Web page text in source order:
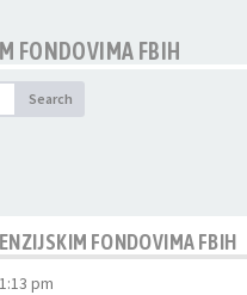
FONDOVIMA FBIH
Search
FONDOVIMA FBIH
pm